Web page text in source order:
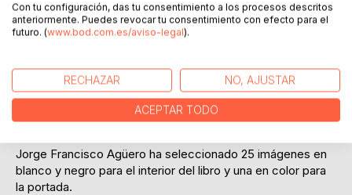
DESCRIPCIÓN
Este Libro recoge 25 instantáneas realizadas por el
fotógrafo jiaagüero pero no es solamente un libro de
Fotografía de autor también te hará reflexionar sobre la
vida y sobre las fotografías que realizas a lo largo de tu
Jorge Francisco Agüero ha seleccionado 25 imágenes en
blanco y negro para el interior del libro y una en color para
la portada.
Con tu configuración, das tu consentimiento a los procesos descritos
anteriormente. Puedes revocar tu consentimiento con efecto para el
futuro. (www.bod.com.es/aviso-legal).
RECHAZAR NO, AJUSTAR
ACEPTAR TODO